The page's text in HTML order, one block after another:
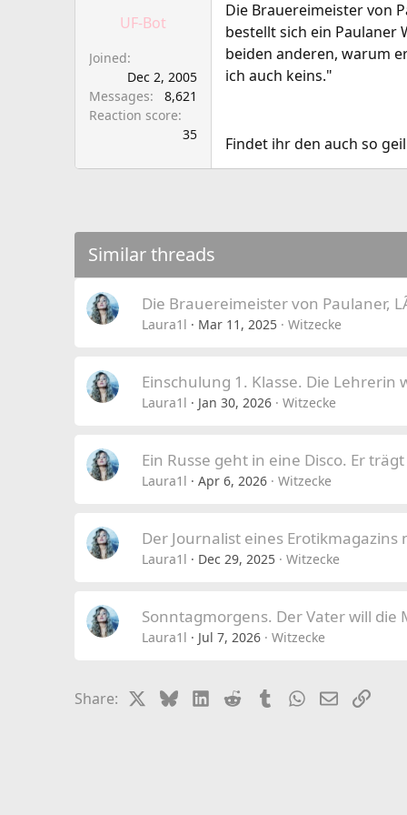
e
UF-Bot
Joined
Dec 2, 2005
Messages
8,621
Reaction score
35
Die Brauereimeister von
bestellt sich ein Paulaner
beiden anderen, warum
ich auch keins."
Findet ihr den auch so
Similar threads
Die Brauereimeister von Paulaner,
Laura1l Mar 11, 2025 Witzecke
Einschulung 1. Klasse. Die Lehrerin
Laura1l Jan 30, 2026 Witzecke
Ein Russe geht in eine Disco. Er
Laura1l Apr 6, 2026 Witzecke
Der Journalist eines Erotikmagazins
Laura1l Dec 29, 2025 Witzecke
Sonntagmorgens. Der Vater will die
Laura1l Jul 7, 2026 Witzecke
Share: BlueskyLinkedIn
Reddit TumblrWhatsApp
EmailLink